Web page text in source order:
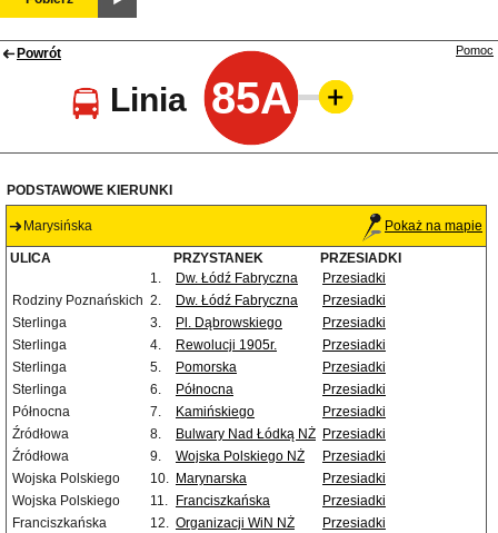
Powrót
Linia 85A
Pomoc
PODSTAWOWE KIERUNKI
Marysińska Pokaż na mapie
ULICA PRZYSTANEK
PRZESIADKI
1.
Dw. Łódź Fabryczna
Przesiadki
Rodziny Poznańskich 2. Dw. Łódź Fabryczna
Przesiadki
Sterlinga
3. Pl. Dąbrowskiego
Przesiadki
Sterlinga
4. Rewolucji 1905r.
Przesiadki
Sterlinga
5. Pomorska
Przesiadki
Sterlinga
6. Północna
Przesiadki
Północna
7. Kamińskiego
Przesiadki
Źródłowa
8. Bulwary Nad Łódką NŻ Przesiadki
Źródłowa
9. Wojska Polskiego NŻ
Przesiadki
Wojska Polskiego
10. Marynarska
Przesiadki
Wojska Polskiego
11. Franciszkańska
Przesiadki
Franciszkańska
12. Organizacji WiN NŻ
Przesiadki